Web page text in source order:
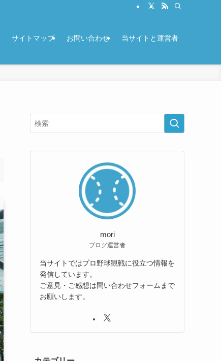
サイトマップ お問い合わせ 当サイトと運営者
mori
ブログ運営者
当サイトではプロ野球観戦に役立つ情報を
発信しています。
ご意見・ご感想は問い合わせフォームまで
お願いします。